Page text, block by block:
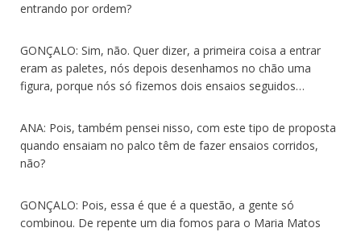
entrando por ordem?
GONÇALO: Sim, não. Quer dizer, a primeira coisa a entrar
eram as paletes, nós depois desenhamos no chão uma
figura, porque nós só fizemos dois ensaios seguidos…
ANA: Pois, também pensei nisso, com este tipo de proposta
quando ensaiam no palco têm de fazer ensaios corridos,
não?
GONÇALO: Pois, essa é que é a questão, a gente só
combinou. De repente um dia fomos para o Maria Matos